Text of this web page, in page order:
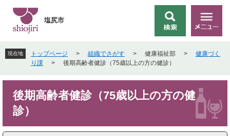
先
頭
す
を
飛
し
索
メ
ニ
ー
塩尻市
現在地 トップページ > 組織でさがす > 健康福祉部 >
健康づく
り課
> 後期高齢者健診（75歳以上の方の健診）
後期高齢者健診（75歳以上の方の健
診）